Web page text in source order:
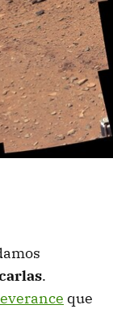
.
que